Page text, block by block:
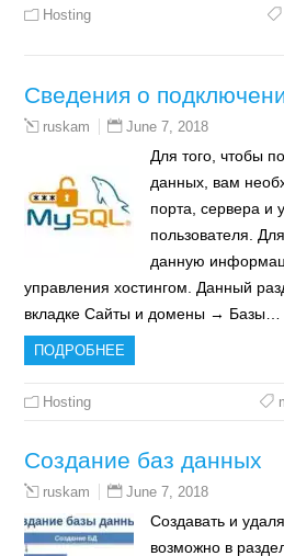
Hosting
Сведения о
ruskam June 7, 2018
Для того, чтобы
данных, вам
порта, сервера и
пользователя.
данную
управления хостингом. Данный
вкладке Сайты и домены → Базы…
ПОДРОБНЕЕ
Hosting
Создание баз данных
ruskam June 7, 2018
Создавать и
возможно в